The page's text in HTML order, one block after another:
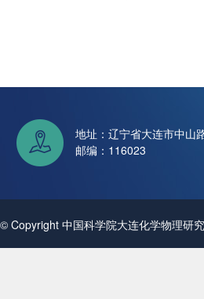
地址：辽宁省大连市中山
邮编：116023
© Copyright 中国科学院大连化学物理研